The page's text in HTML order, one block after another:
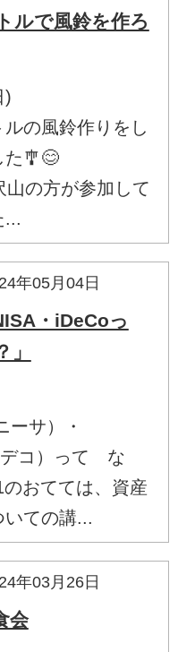
ルで風鈴を作ろ
)
の風鈴作りをし
た🎐😊
山の方が参加して
...
年05月04日
・iDeCoっ
」
ーサ）・
デコ）って な
おてては、資産
ての講...
年03月26日
会